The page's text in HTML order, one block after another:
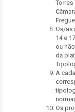
Torres
Os/as
14 e
ou
da
A
Os